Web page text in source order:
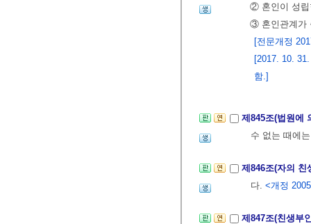
② 혼인이 성립
③ 혼인관계가
[전문개정
[2017. 10.
함.]
제845조(법원에
수 없는 때에
제846조(자의 친
다. <개정
제847조(친생부